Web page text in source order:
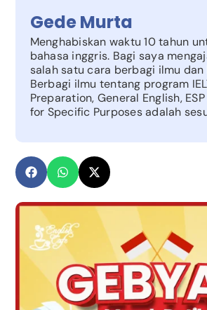
Gede Murta
Menghabiskan waktu 10 tahun
bahasa inggris. Bagi saya
salah satu cara berbagi ilmu
Berbagi ilmu tentang program
Preparation, General English,
for Specific Purposes adalah